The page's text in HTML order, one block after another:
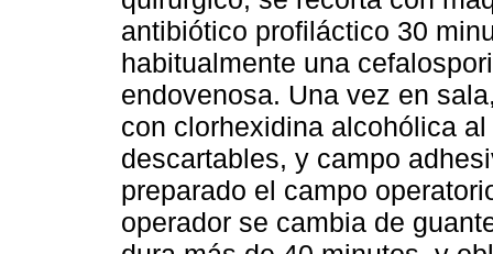
antibiótico profiláctico 30
habitualmente una
endovenosa. Una vez en
con clorhexidina alcohólica
descartables, y campo
preparado el campo
operador se cambia de